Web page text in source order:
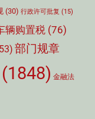
(30) 行政许可批复 (15)
辆购置税 (76)
部门规章
(1848) 金融法